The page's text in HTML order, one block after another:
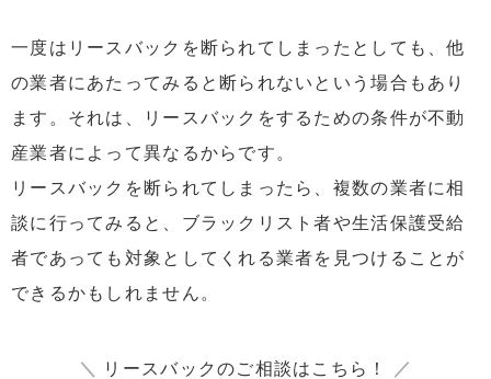
一度はリースバックを断られてしまったとしても、他
の業者にあたってみると断られないという場合もあり
ます。それは、リースバックをするための条件が不動
産業者によって異なるからです。
リースバックを断られてしまったら、複数の業者に相
談に行ってみると、ブラックリスト者や生活保護受給
者であっても対象としてくれる業者を見つけることが
できるかもしれません。
＼ リースバックのご相談はこちら！ ／